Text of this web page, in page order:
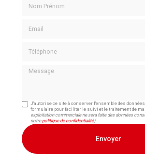
Message
J'autorise ce site à conserver l'ensemble des
formulaire pour faciliter le suivi et le traitement de ma
exploitation commerciale ne sera faite des données
notrepolitique de confidentialité)